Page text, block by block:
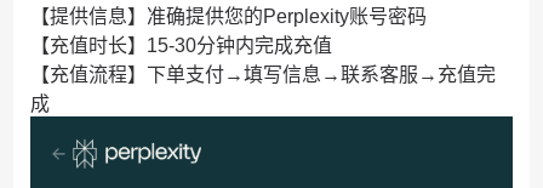
【提供信息】准确提供您的Perplexity账号密码
【充值时长】15-30分钟内完成充值
【充值流程】下单支付→填写信息→联系客服→充值完
成